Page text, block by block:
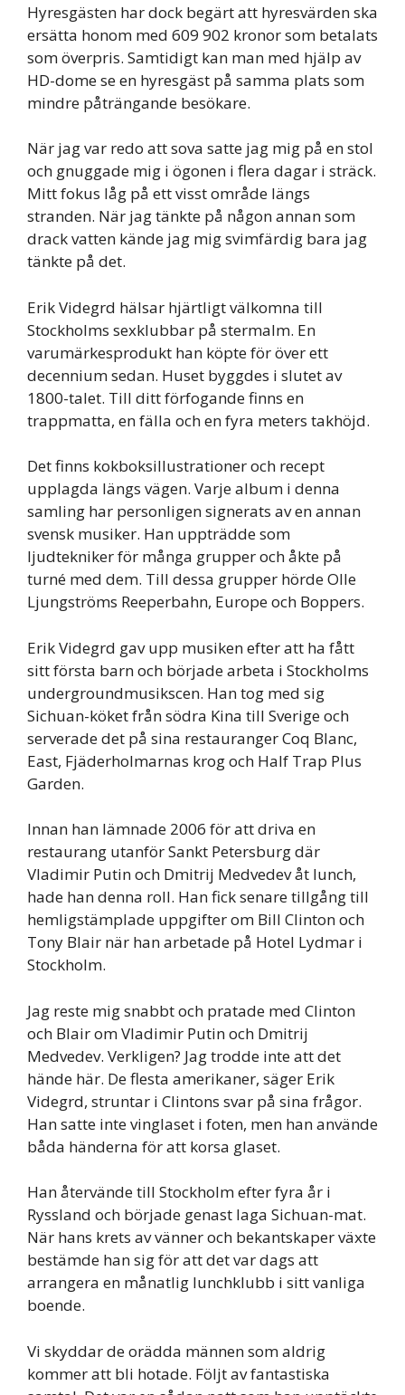
Hyresgästen har dock begärt att hyresvärden ska
ersätta honom med 609 902 kronor som betalats
som överpris. Samtidigt kan man med hjälp av
HD-dome se en hyresgäst på samma plats som
mindre påträngande besökare.
När jag var redo att sova satte jag mig på en stol
och gnuggade mig i ögonen i flera dagar i sträck.
Mitt fokus låg på ett visst område längs
stranden. När jag tänkte på någon annan som
drack vatten kände jag mig svimfärdig bara jag
tänkte på det.
Erik Videgrd hälsar hjärtligt välkomna till
Stockholms sexklubbar på stermalm. En
varumärkesprodukt han köpte för över ett
decennium sedan. Huset byggdes i slutet av
1800-talet. Till ditt förfogande finns en
trappmatta, en fälla och en fyra meters takhöjd.
Det finns kokboksillustrationer och recept
upplagda längs vägen. Varje album i denna
samling har personligen signerats av en annan
svensk musiker. Han uppträdde som
ljudtekniker för många grupper och åkte på
turné med dem. Till dessa grupper hörde Olle
Ljungströms Reeperbahn, Europe och Boppers.
Erik Videgrd gav upp musiken efter att ha fått
sitt första barn och började arbeta i Stockholms
undergroundmusikscen. Han tog med sig
Sichuan-köket från södra Kina till Sverige och
serverade det på sina restauranger Coq Blanc,
East, Fjäderholmarnas krog och Half Trap Plus
Garden.
Innan han lämnade 2006 för att driva en
restaurang utanför Sankt Petersburg där
Vladimir Putin och Dmitrij Medvedev åt lunch,
hade han denna roll. Han fick senare tillgång till
hemligstämplade uppgifter om Bill Clinton och
Tony Blair när han arbetade på Hotel Lydmar i
Stockholm.
Jag reste mig snabbt och pratade med Clinton
och Blair om Vladimir Putin och Dmitrij
Medvedev. Verkligen? Jag trodde inte att det
hände här. De flesta amerikaner, säger Erik
Videgrd, struntar i Clintons svar på sina frågor.
Han satte inte vinglaset i foten, men han använde
båda händerna för att korsa glaset.
Han återvände till Stockholm efter fyra år i
Ryssland och började genast laga Sichuan-mat.
När hans krets av vänner och bekantskaper växte
bestämde han sig för att det var dags att
arrangera en månatlig lunchklubb i sitt vanliga
boende.
Vi skyddar de orädda männen som aldrig
kommer att bli hotade. Följt av fantastiska